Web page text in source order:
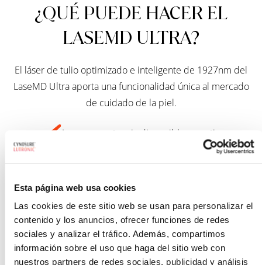
Esta página web usa cookies
Las cookies de este sitio web se usan para personalizar el
contenido y los anuncios, ofrecer funciones de redes
sociales y analizar el tráfico. Además, compartimos
información sobre el uso que haga del sitio web con
nuestros partners de redes sociales, publicidad y análisis
¿QUÉ PUEDE HACER EL
LASEMD ULTRA?
El láser de tulio optimizado e inteligente de 1927nm del
LaseMD Ultra aporta una funcionalidad única al mercado
de cuidado de la piel.
La mayor potencia disponible garantiza
tratamientos rápidos, personalizables para múltiples
Mejora global suave y efectiva para todo tipo de
piel, durante todo el año
Tratamiento cómodo con muy poco tiempo de